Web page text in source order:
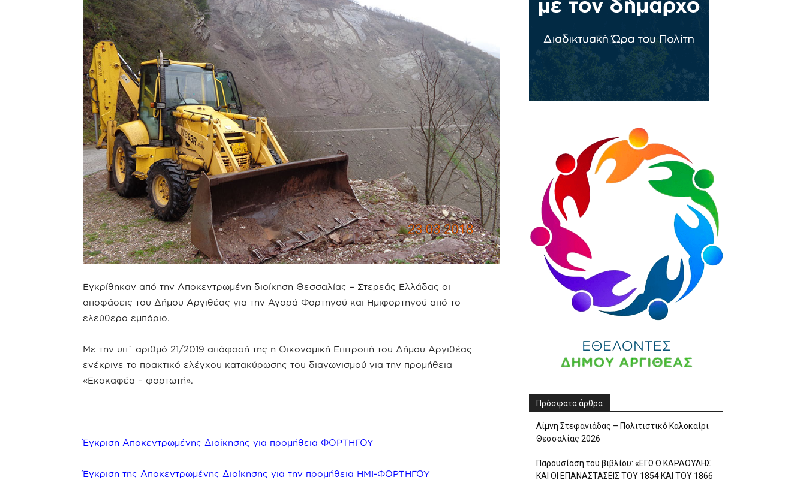
Εγκρίθηκαν από την Αποκεντρωμένη διοίκηση Θεσσαλίας – Στερεάς Ελλάδας οι
αποφάσεις του Δήμου Αργιθέας για την Αγορά Φορτηγού και Ημιφορτηγού από το
ελεύθερο εμπόριο.
Με την υπ΄ αριθμό 21/2019 απόφασή της η Οικονομική Επιτροπή του Δήμου Αργιθέας
ενέκρινε το πρακτικό ελέγχου κατακύρωσης του διαγωνισμού για την προμήθεια
«Εκσκαφέα – φορτωτή».
Έγκριση Αποκεντρωμένης Διοίκησης για προμήθεια ΦΟΡΤΗΓΟΥ
Έγκριση της Αποκεντρωμένης Διοίκησης για την προμήθεια ΗΜΙ-ΦΟΡΤΗΓΟΥ
Πρόσφατα άρθρα
Λίμνη Στεφανιάδας – Πολιτιστικό Καλοκαίρι
Θεσσαλίας 2026
Παρουσίαση του βιβλίου: «ΕΓΩ Ο ΚΑΡΑΟΥΛΗΣ
ΚΑΙ ΟΙ ΕΠΑΝΑΣΤΑΣΕΙΣ ΤΟΥ 1854 ΚΑΙ ΤΟΥ 1866